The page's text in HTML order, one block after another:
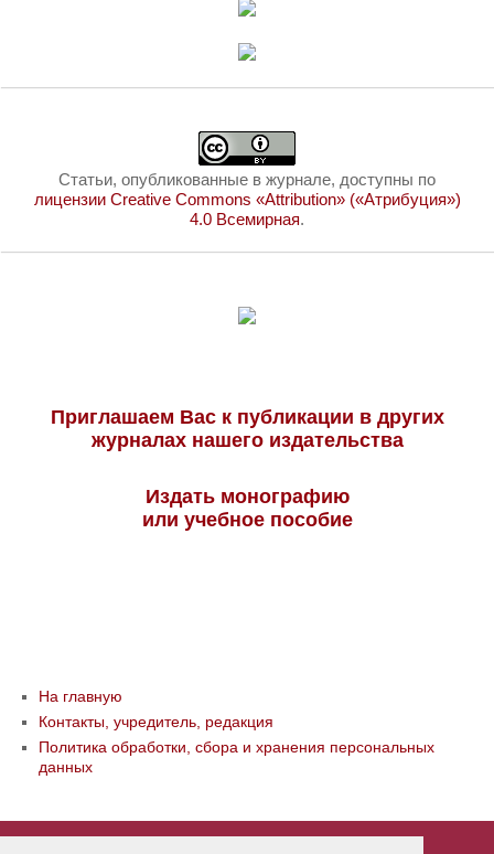
Статьи, опубликованные в журнале, доступны по
лицензии Creative Commons «Attribution» («Атрибуция»)
4.0 Всемирная.
Приглашаем Вас к публикации в других
журналах нашего издательства
Издать монографию
или учебное пособие
На главную
Контакты, учредитель, редакция
Политика обработки, сбора и хранения персональных
данных